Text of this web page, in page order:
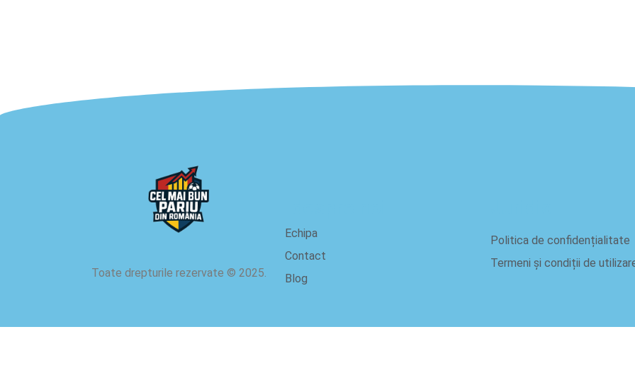
Toate drepturile rezervate © 2025.
Echipa
Contact
Blog
Politica de confidențialitate
Termeni și condiții de